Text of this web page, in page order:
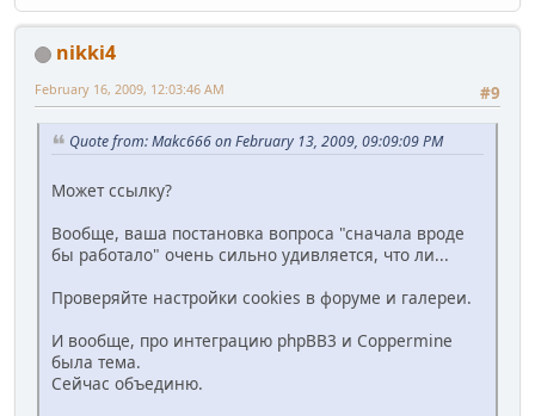
nikki4
#9
February 16, 2009, 12:03:46 AM
Quote from: Makc666 on February 13, 2009, 09:09:09 PM
Может ссылку?
Вообще, ваша постановка вопроса "сначала вроде
бы работало" очень сильно удивляется, что ли...
Проверяйте настройки cookies в форуме и галереи.
И вообще, про интеграцию phpBB3 и Coppermine
была тема.
Сейчас объединю.